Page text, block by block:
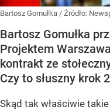
Bartosz Gomułka / Źródło:
Bartosz Gomułka
Projektem
kontrakt ze
Czy to słuszny krok
Skąd tak właściwie